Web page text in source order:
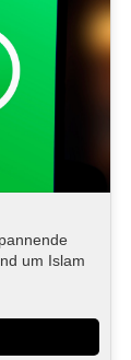
um Islam